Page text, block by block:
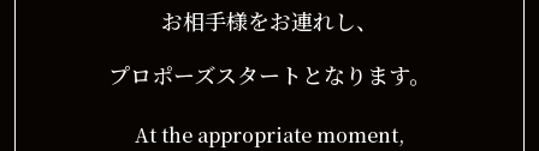
お相手様をお連れし、
プロポーズスタートとなります。
At the appropriate moment,